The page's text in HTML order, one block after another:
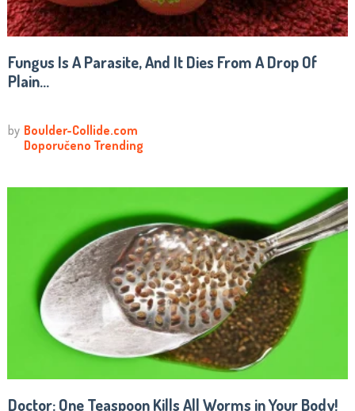
Fungus Is A Parasite, And It Dies From A Drop Of
Plain...
Doctor: One Teaspoon Kills All Worms in Your Body!